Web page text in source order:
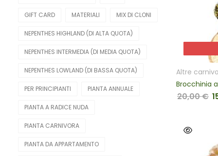
Altre
20,00€ Il
GIFT CARD MATERIALI MIX DI CLONI
NEPENTHES HIGHLAND (DI ALTA QUOTA)
NEPENTHES INTERMEDIA (DI MEDIA QUOTA)
NEPENTHES LOWLAND (DI BASSA QUOTA)
PER PRINCIPIANTI PIANTA ANNUALE
PIANTA A RADICE NUDA
PIANTA CARNIVORA
PIANTA DA APPARTAMENTO